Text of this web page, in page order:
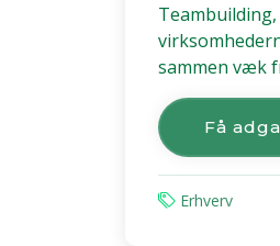
sammen væk
Få
Erhverv